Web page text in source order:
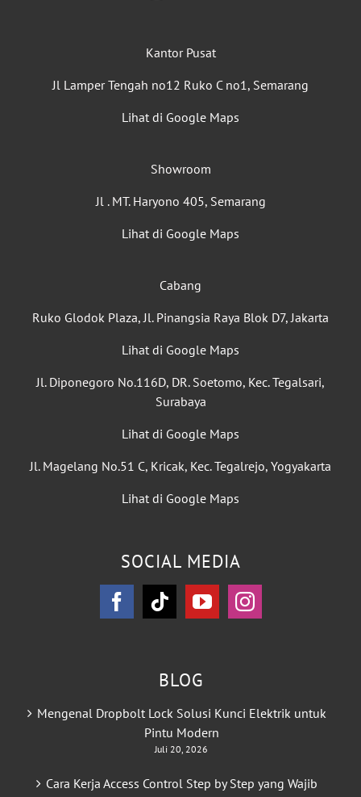
Kantor Pusat
Jl Lamper Tengah no12 Ruko C no1, Semarang
Lihat di Google Maps
Showroom
Jl . MT. Haryono 405, Semarang
Lihat di Google Maps
Cabang
Ruko Glodok Plaza, Jl. Pinangsia Raya Blok D7, Jakarta
Lihat di Google Maps
Jl. Diponegoro No.116D, DR. Soetomo, Kec. Tegalsari,
Surabaya
Lihat di Google Maps
Jl. Magelang No.51 C, Kricak, Kec. Tegalrejo, Yogyakarta
Lihat di Google Maps
SOCIAL MEDIA
BLOG
Mengenal Dropbolt Lock Solusi Kunci Elektrik untuk
Pintu Modern
Juli 20, 2026
Cara Kerja Access Control Step by Step yang Wajib